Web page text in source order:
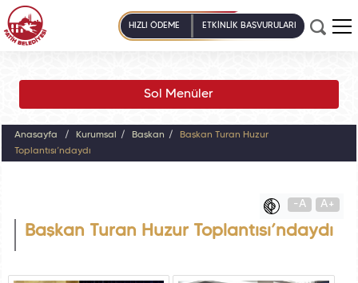
HIZLI ÖDEME ETKİNLİK BAŞVURULARI
Sol Menüler
Anasayfa Kurumsal Başkan
Başkan Turan Huzur
Toplantısı’ndaydı
-A A+
Başkan Turan Huzur Toplantısı’ndaydı